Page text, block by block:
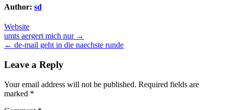
Author: sd
Website
Post
navigation
umts aergert mich nur →
← de-mail geht in die naechste runde
Leave a Reply
Your email address will not be published. Required fields are
marked *